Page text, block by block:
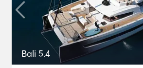
Bali 5.4